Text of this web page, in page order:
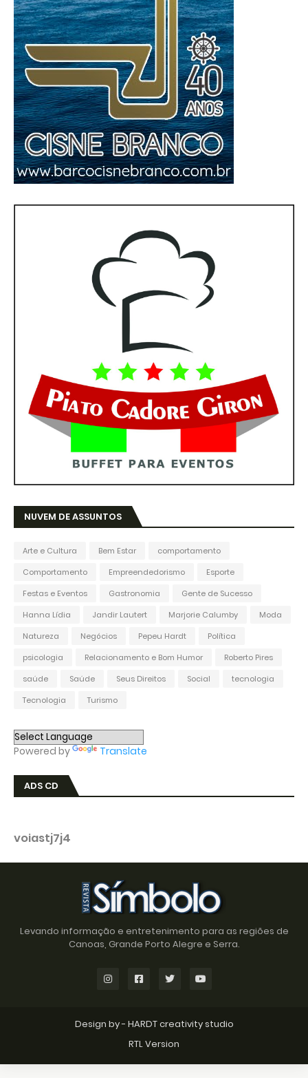
NUVEM DE ASSUNTOS
Arte e Cultura Bem Estar
comportamento
Comportamento
Empreendedorismo
Esporte
Festas e Eventos
Gastronomia
Gente de Sucesso
Hanna Lídia
Jandir Lautert Marjorie Calumby
Moda
Natureza
Negócios Pepeu Hardt
Política
psicologia
Relacionamento e Bom Humor
Roberto Pires
saúde
Saúde Seus Direitos Social
tecnologia
Tecnologia
Turismo
Powered by Translate
ADS CD
voiastj7j4
Levando informação e entretenimento para as regiões de
Canoas, Grande Porto Alegre e Serra.
Design by - HARDT creativity studio
RTL Version